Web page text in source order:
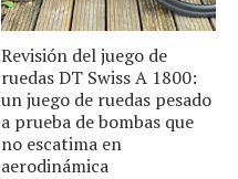
Revisión del juego de
ruedas DT Swiss A 1800:
un juego de ruedas pesado
a prueba de bombas que
no escatima en
aerodinámica